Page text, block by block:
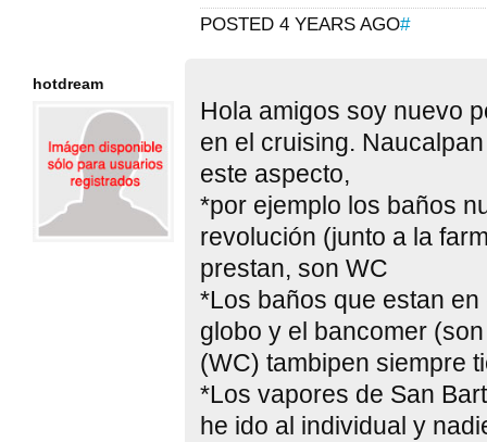
POSTED 4 YEARS AGO#
hotdream
Hola amigos soy nuevo
en el cruising.
este aspecto,
*por ejemplo los baños
revolución (junto a la
prestan, son WC
*Los baños que estan
globo y el bancomer
(WC) tambipen siempre
*Los vapores de San
he ido al individual y